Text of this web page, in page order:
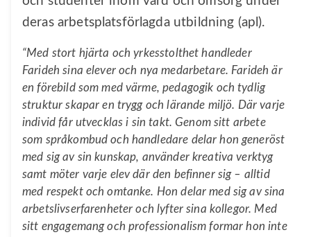
deras arbetsplatsförlagda utbildning (apl).
“Med stort hjärta och yrkesstolthet handleder
Farideh sina elever och nya medarbetare. Farideh är
en förebild som med värme, pedagogik och tydlig
struktur skapar en trygg och lärande miljö. Där varje
individ får utvecklas i sin takt. Genom sitt arbete
som språkombud och handledare delar hon generöst
med sig av sin kunskap, använder kreativa verktyg
samt möter varje elev där den befinner sig – alltid
med respekt och omtanke. Hon delar med sig av sina
arbetslivserfarenheter och lyfter sina kollegor. Med
sitt engagemang och professionalism formar hon inte